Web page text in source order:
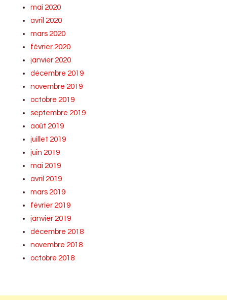
mai 2020
avril 2020
mars 2020
février 2020
janvier 2020
décembre 2019
novembre 2019
octobre 2019
septembre 2019
août 2019
juillet 2019
juin 2019
mai 2019
avril 2019
mars 2019
février 2019
janvier 2019
décembre 2018
novembre 2018
octobre 2018